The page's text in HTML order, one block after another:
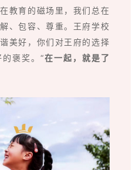
教育的磁场里，我们总在
、包容、尊重。王府学校
美好，你们对王府的选择
褒奖。“在一起，就是了